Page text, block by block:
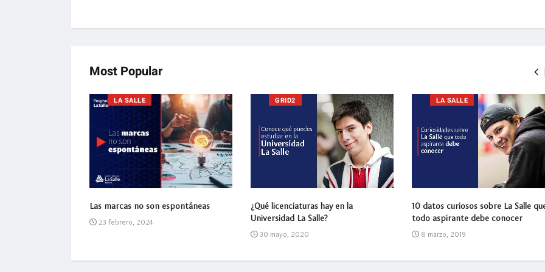
Most Popular
LA SALLE
Las marcas no son espontáneas
23 febrero, 2024
GRID2
¿Qué licenciaturas hay en la
Universidad La Salle?
30 mayo, 2020
LA SALLE
10 datos curiosos sobre La Salle
todo aspirante debe conocer
8 marzo, 2019